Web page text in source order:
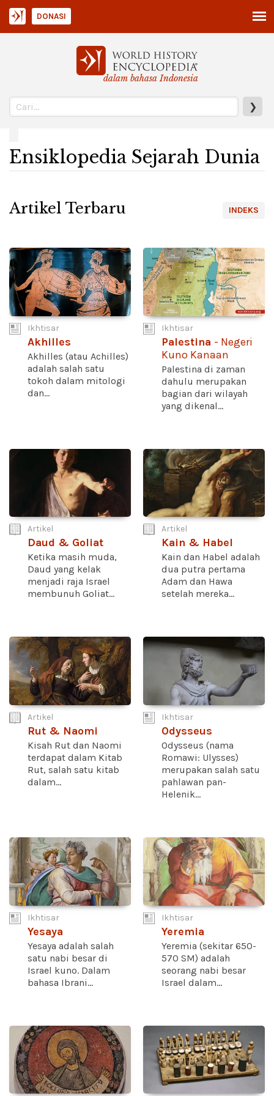
dalam bahasa Indonesia
❯
DONASI
Ensiklopedia Sejarah Dunia
INDEKS
Artikel Terbaru
Ikhtisar
Akhilles
Akhilles (atau Achilles)
adalah salah satu
tokoh dalam mitologi
dan...
Ikhtisar
Palestina - Negeri
Kuno Kanaan
Palestina di zaman
dahulu merupakan
bagian dari wilayah
yang dikenal...
Artikel
Daud & Goliat
Ketika masih muda,
Daud yang kelak
menjadi raja Israel
membunuh Goliat...
Artikel
Kain & Habel
Kain dan Habel adalah
dua putra pertama
Adam dan Hawa
setelah mereka...
Artikel
Rut & Naomi
Kisah Rut dan Naomi
terdapat dalam Kitab
Rut, salah satu kitab
dalam...
Ikhtisar
Odysseus
Odysseus (nama
Romawi: Ulysses)
merupakan salah satu
pahlawan pan-
Helenik...
Ikhtisar
Yesaya
Yesaya adalah salah
satu nabi besar di
Israel kuno. Dalam
bahasa Ibrani...
Ikhtisar
Yeremia
Yeremia (sekitar 650-
570 SM) adalah
seorang nabi besar
Israel dalam...